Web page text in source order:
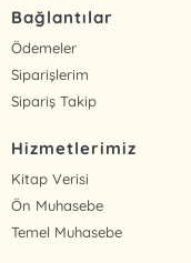
Bağlantılar
Ödemeler
Siparişlerim
Sipariş Takip
Hizmetlerimiz
Kitap Verisi
Ön Muhasebe
Temel Muhasebe